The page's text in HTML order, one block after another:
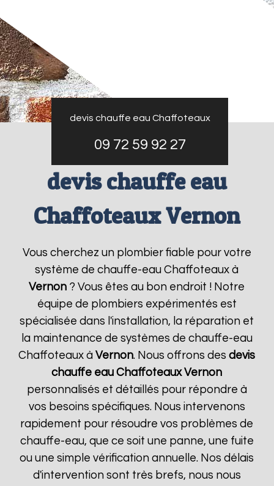
devis chauffe eau Chaffoteaux
09 72 59 92 27
devis chauffe eau
Chaffoteaux Vernon
Vous cherchez un plombier fiable pour votre
système de chauffe-eau Chaffoteaux à
Vernon ? Vous êtes au bon endroit ! Notre
équipe de plombiers expérimentés est
spécialisée dans l'installation, la réparation et
la maintenance de systèmes de chauffe-eau
Chaffoteaux àVernon. Nous offrons desdevis
chauffe eau Chaffoteaux Vernon
personnalisés et détaillés pour répondre à
vos besoins spécifiques. Nous intervenons
rapidement pour résoudre vos problèmes de
chauffe-eau, que ce soit une panne, une fuite
ou une simple vérification annuelle. Nos délais
d'intervention sont très brefs, nous nous